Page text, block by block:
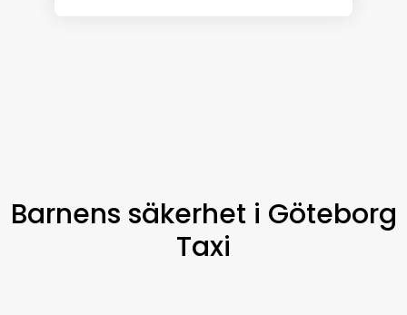
Barnens säkerhet i Göteborg
Taxi